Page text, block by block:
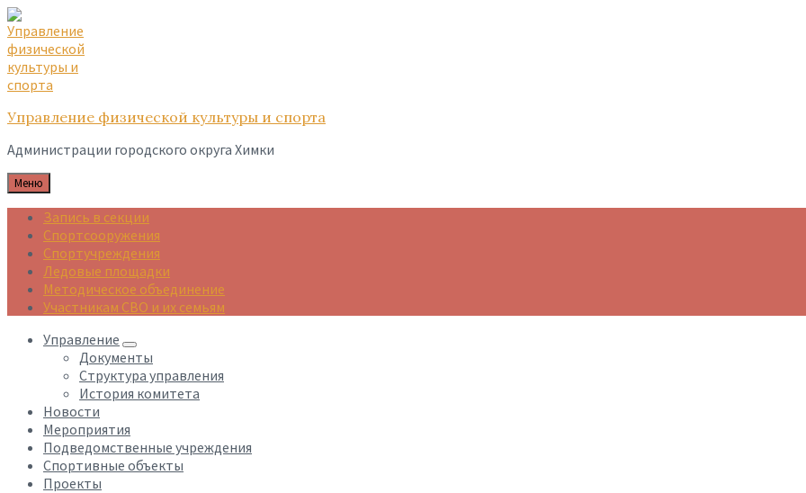
Skip
to
content
Skip
to
main
navigation
Skip
to
footer
Управление физической культуры и спорта
Администрации городского округа Химки
Меню
Запись в секции
Спортсооружения
Спортучреждения
Ледовые площадки
Методическое объединение
Участникам СВО и их семьям
Управление
Документы
Структура управления
История комитета
Новости
Мероприятия
Подведомственные учреждения
Спортивные объекты
Проекты